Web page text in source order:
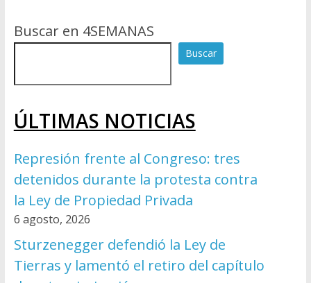
Buscar en 4SEMANAS
Buscar
ÚLTIMAS NOTICIAS
Represión frente al Congreso: tres
detenidos durante la protesta contra
la Ley de Propiedad Privada
6 agosto, 2026
Sturzenegger defendió la Ley de
Tierras y lamentó el retiro del capítulo